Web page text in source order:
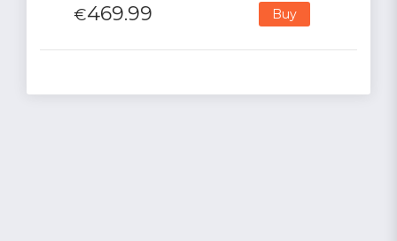
€469.99 Buy